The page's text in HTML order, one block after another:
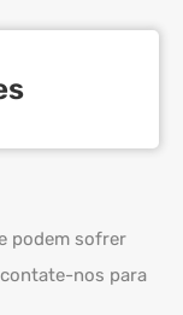
podem sofrer
nos para